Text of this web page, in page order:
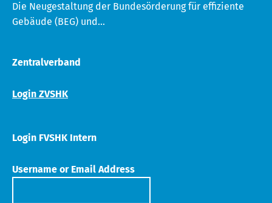
Die Neugestaltung der Bundesörderung für effiziente
Gebäude (BEG) und...
Zentralverband
Login ZVSHK
Login FVSHK Intern
Username or Email Address